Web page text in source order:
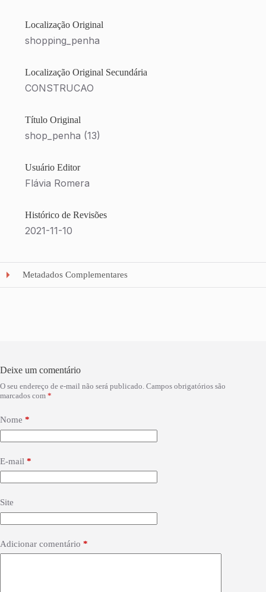
Localização Original
shopping_penha
Localização Original Secundária
CONSTRUCAO
Título Original
shop_penha (13)
Usuário Editor
Flávia Romera
Histórico de Revisões
2021-11-10
Metadados Complementares
Deixe um comentário
O seu endereço de e-mail não será publicado. Campos obrigatórios são
marcados com *
Nome *
E-mail *
Site
Adicionar comentário *